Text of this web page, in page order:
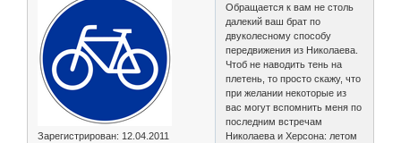
Зарегистрирован: 12.04.2011
Обращается к вам не столь
далекий ваш брат по
двуколесному способу
передвижения из Николаева.
Чтоб не наводить тень на
плетень, то просто скажу, что
при желании некоторые из
вас могут вспомнить меня по
последним встречам
Николаева и Херсона: летом